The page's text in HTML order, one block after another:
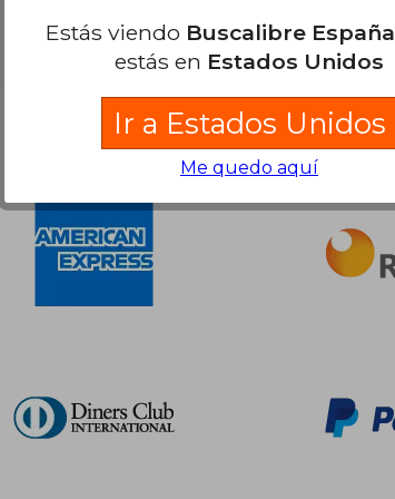
Compra Segura
Estás viendo Buscalibre España
estás en Estados Unidos
Ir a Estados Unidos
Me quedo aquí